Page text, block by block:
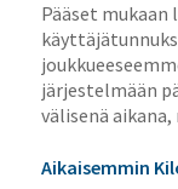
Pääset
järjestelmään
välisenä
Aikaisemmin